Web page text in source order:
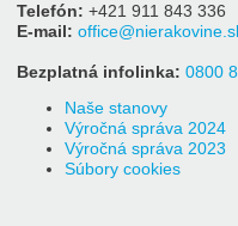
Telefón: +421 911 843 336
E-mail:
Bezplatná infolinka: 0800
Naše stanovy
Výročná správa 2024
Výročná správa 2023
Súbory cookies